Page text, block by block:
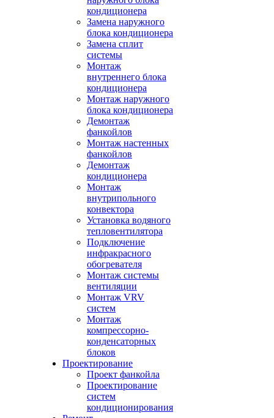
кондиционера
Замена наружного
блока кондиционера
Замена сплит
системы
Монтаж
внутреннего блока
кондиционера
Монтаж наружного
блока кондиционера
Демонтаж
фанкойлов
Монтаж настенных
фанкойлов
Демонтаж
кондиционера
Монтаж
внутрипольного
конвектора
Установка водяного
тепловентилятора
Подключение
инфракрасного
обогревателя
Монтаж системы
вентиляции
Монтаж VRV
систем
Монтаж
компрессорно-
конденсаторных
блоков
Проектирование
Проект фанкойла
Проектирование
систем
кондиционирования